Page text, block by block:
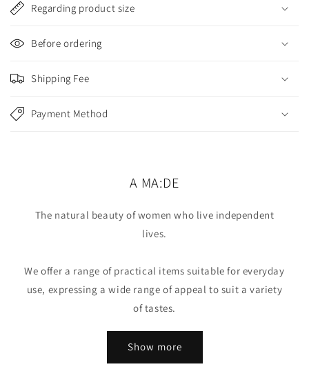
a
p
s
i
b
l
e
Regarding product size
Before ordering
Shipping Fee
Payment Method
A MA:DE
The natural beauty of women who live independent
lives.
We offer a range of practical items suitable for everyday
use, expressing a wide range of appeal to suit a variety
of tastes.
Show more